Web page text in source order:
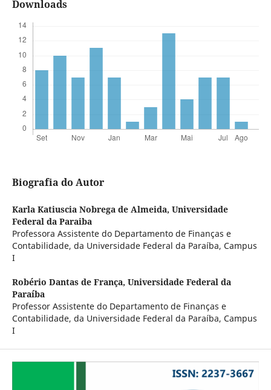
Downloads
Biografia do Autor
Karla Katiuscia Nobrega de Almeida, Universidade
Federal da Paraiba
Professora Assistente do Departamento de Finanças e
Contabilidade, da Universidade Federal da Paraíba, Campus
I
Robério Dantas de França, Universidade Federal da
Paraíba
Professor Assistente do Departamento de Finanças e
Contabilidade, da Universidade Federal da Paraíba, Campus
I